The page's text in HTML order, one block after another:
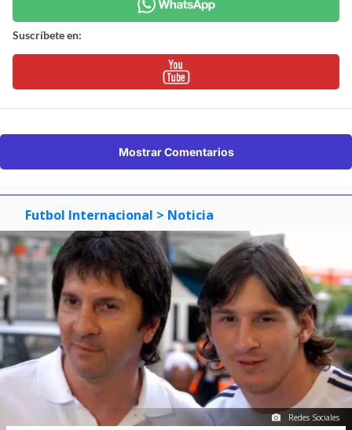
Suscríbete en:
Mostrar Comentarios
Futbol Internacional > Noticia
Redes Sociales